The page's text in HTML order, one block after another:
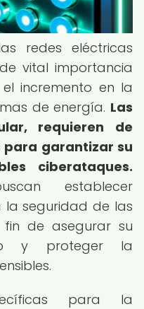
redes eléctricas
vital importancia
incremento en la
de energía. Las
requieren de
garantizar su
ciberataques.
establecer
la seguridad de las
fin de asegurar su
y proteger la
para la